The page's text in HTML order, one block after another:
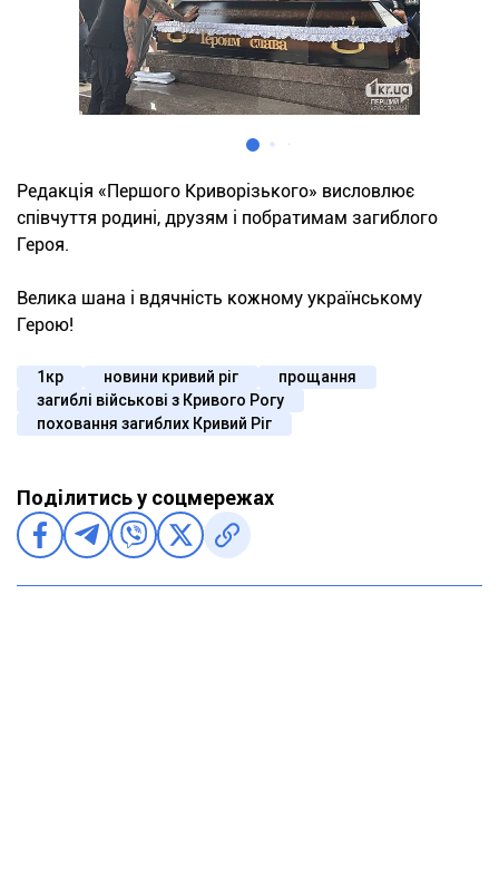
Редакція «Першого Криворізького» висловлює
співчуття родині, друзям і побратимам загиблого
Героя.
Велика шана і вдячність кожному українському
Герою!
1кр новини кривий ріг
прощання
загиблі військові з Кривого Рогу
поховання загиблих Кривий Ріг
Поділитись у соцмережах